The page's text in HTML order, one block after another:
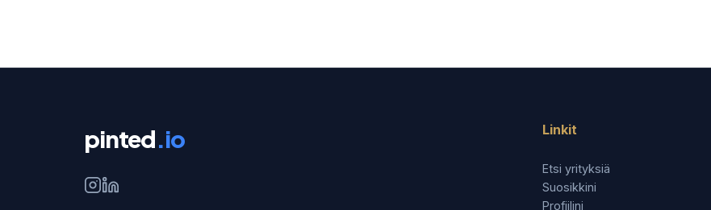
pinted.io Linkit
Etsi yrityksiä
Suosikkini
Profiilini